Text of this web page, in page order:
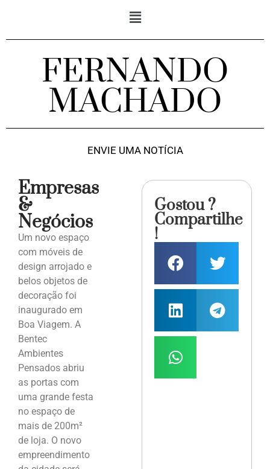
FERNANDO
MACHADO
ENVIE UMA NOTÍCIA
Empresas
&
Negócios
Um novo espaço
com móveis de
design arrojado e
belos objetos de
decoração foi
inaugurado em
Boa Viagem. A
Bentec
Ambientes
Pensados abriu
as portas com
uma grande festa
no espaço de
mais de 200m²
de loja. O novo
empreendimento
Gostou ?
Compartilhe
!